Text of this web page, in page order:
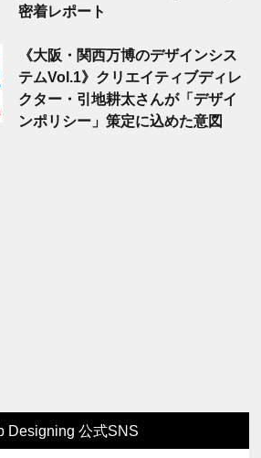
密着レポート
《大阪・関西万博のデザインシス
テムVol.1》クリエイティブディレ
クター・引地耕太さんが「デザイ
ンポリシー」策定に込めた意図
Designing 公式SNS